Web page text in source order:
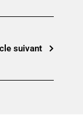
suivant